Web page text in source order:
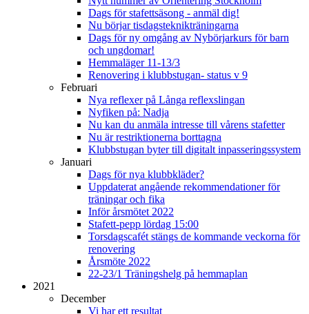
Dags för stafettsäsong - anmäl dig!
Nu börjar tisdagsteknikträningarna
Dags för ny omgång av Nybörjarkurs för barn
och ungdomar!
Hemmaläger 11-13/3
Renovering i klubbstugan- status v 9
Februari
Nya reflexer på Långa reflexslingan
Nyfiken på: Nadja
Nu kan du anmäla intresse till vårens stafetter
Nu är restriktionerna borttagna
Klubbstugan byter till digitalt inpasseringssystem
Januari
Dags för nya klubbkläder?
Uppdaterat angående rekommendationer för
träningar och fika
Inför årsmötet 2022
Stafett-pepp lördag 15:00
Torsdagscafét stängs de kommande veckorna för
renovering
Årsmöte 2022
22-23/1 Träningshelg på hemmaplan
2021
December
Vi har ett resultat